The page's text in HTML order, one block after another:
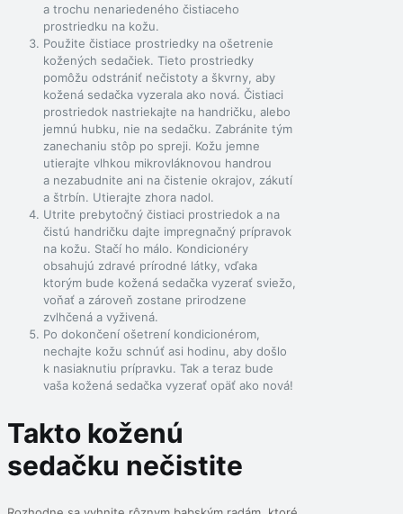
a trochu nenariedeného čistiaceho
prostriedku na kožu.
Použite čistiace prostriedky na ošetrenie
kožených sedačiek. Tieto prostriedky
pomôžu odstrániť nečistoty a škvrny, aby
kožená sedačka vyzerala ako nová. Čistiaci
prostriedok nastriekajte na handričku, alebo
jemnú hubku, nie na sedačku. Zabránite tým
zanechaniu stôp po spreji. Kožu jemne
utierajte vlhkou mikrovláknovou handrou
a nezabudnite ani na čistenie okrajov, zákutí
a štrbín. Utierajte zhora nadol.
Utrite prebytočný čistiaci prostriedok a na
čistú handričku dajte impregnačný prípravok
na kožu. Stačí ho málo. Kondicionéry
obsahujú zdravé prírodné látky, vďaka
ktorým bude kožená sedačka vyzerať sviežo,
voňať a zároveň zostane prirodzene
zvlhčená a vyživená.
Po dokončení ošetrení kondicionérom,
nechajte kožu schnúť asi hodinu, aby došlo
k nasiaknutiu prípravku. Tak a teraz bude
vaša kožená sedačka vyzerať opäť ako nová!
Takto koženú
sedačku nečistite